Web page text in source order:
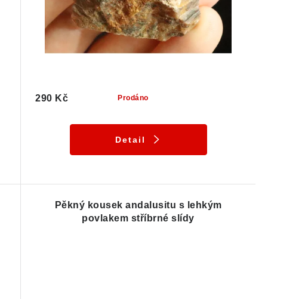
Prodáno
290 Kč
Detail
Pěkný kousek andalusitu s lehkým
povlakem stříbrné slídy